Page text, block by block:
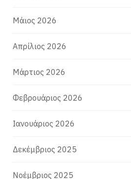
Μάιος 2026
Απρίλιος 2026
Μάρτιος 2026
Φεβρουάριος 2026
Ιανουάριος 2026
Δεκέμβριος 2025
Νοέμβριος 2025